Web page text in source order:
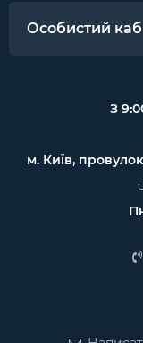
Особистий
З
м. Київ,